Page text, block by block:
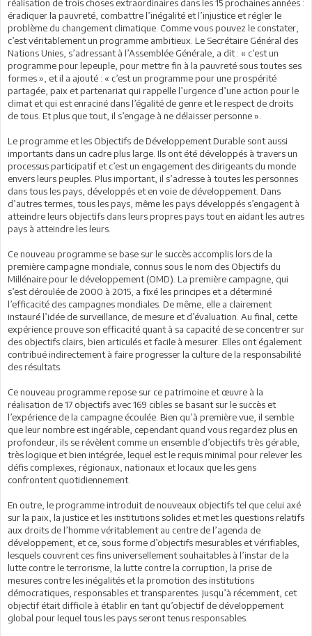
réalisation de trois choses extraordinaires dans les 15 prochaines années :
éradiquer la pauvreté, combattre l’inégalité et l’injustice et régler le
problème du changement climatique. Comme vous pouvez le constater,
c’est véritablement un programme ambitieux. Le Secrétaire Général des
Nations Unies, s’adressant à l’Assemblée Générale, a dit : « c’est un
programme pour lepeuple, pour mettre fin à la pauvreté sous toutes ses
formes », et il a ajouté : « c’est un programme pour une prospérité
partagée, paix et partenariat qui rappelle l’urgence d’une action pour le
climat et qui est enraciné dans l’égalité de genre et le respect de droits
de tous. Et plus que tout, il s’engage à ne délaisser personne ».
Le programme et les Objectifs de Développement Durable sont aussi
importants dans un cadre plus large. Ils ont été développés à travers un
processus participatif et c’est un engagement des dirigeants du monde
envers leurs peuples. Plus important, il s’adresse à toutes les personnes
dans tous les pays, développés et en voie de développement. Dans
d’autres termes, tous les pays, même les pays développés s’engagent à
atteindre leurs objectifs dans leurs propres pays tout en aidant les autres
pays à atteindre les leurs.
Ce nouveau programme se base sur le succès accomplis lors de la
première campagne mondiale, connus sous le nom des Objectifs du
Millénaire pour le développement (OMD). La première campagne, qui
s’est déroulée de 2000 à 2015, a fixé les principes et a déterminé
l’efficacité des campagnes mondiales. De même, elle a clairement
instauré l’idée de surveillance, de mesure et d’évaluation. Au final, cette
expérience prouve son efficacité quant à sa capacité de se concentrer sur
des objectifs clairs, bien articulés et facile à mesurer. Elles ont également
contribué indirectement à faire progresser la culture de la responsabilité
des résultats.
Ce nouveau programme repose sur ce patrimoine et œuvre à la
réalisation de 17 objectifs avec 169 cibles se basant sur le succès et
l’expérience de la campagne écoulée. Bien qu’à première vue, il semble
que leur nombre est ingérable, cependant quand vous regardez plus en
profondeur, ils se révèlent comme un ensemble d’objectifs très gérable,
très logique et bien intégrée, lequel est le requis minimal pour relever les
défis complexes, régionaux, nationaux et locaux que les gens
confrontent quotidiennement.
En outre, le programme introduit de nouveaux objectifs tel que celui axé
sur la paix, la justice et les institutions solides et met les questions relatifs
aux droits de l’homme véritablement au centre de l’agenda de
développement, et ce, sous forme d’objectifs mesurables et vérifiables,
lesquels couvrent ces fins universellement souhaitables à l’instar de la
lutte contre le terrorisme, la lutte contre la corruption, la prise de
mesures contre les inégalités et la promotion des institutions
démocratiques, responsables et transparentes. Jusqu’à récemment, cet
objectif était difficile à établir en tant qu’objectif de développement
global pour lequel tous les pays seront tenus responsables.